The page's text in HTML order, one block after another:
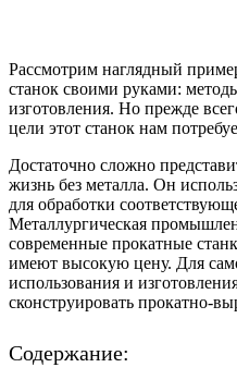
Рассмотрим наглядный
станок своими руками:
изготовления. Но прежде
цели этот станок нам
Достаточно сложно
жизнь без металла. Он
для обработки
Металлургическая
современные прокатные
имеют высокую цену. Для
использования и
сконструировать прокатно-
Содержание: